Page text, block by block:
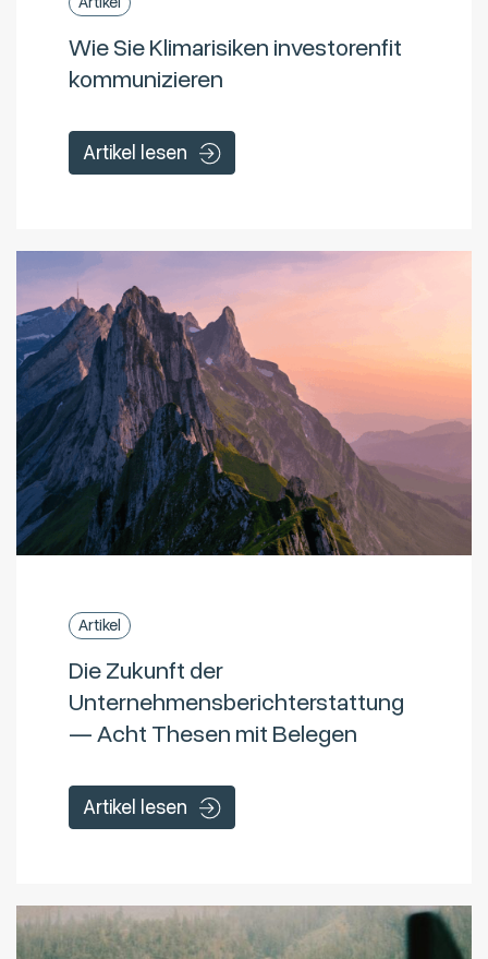
Wie Sie Klimarisiken investorenfit
kommunizieren
Artikel lesen
Artikel
Die Zukunft der
Unternehmensberichterstattung
— Acht Thesen mit Belegen
Artikel lesen